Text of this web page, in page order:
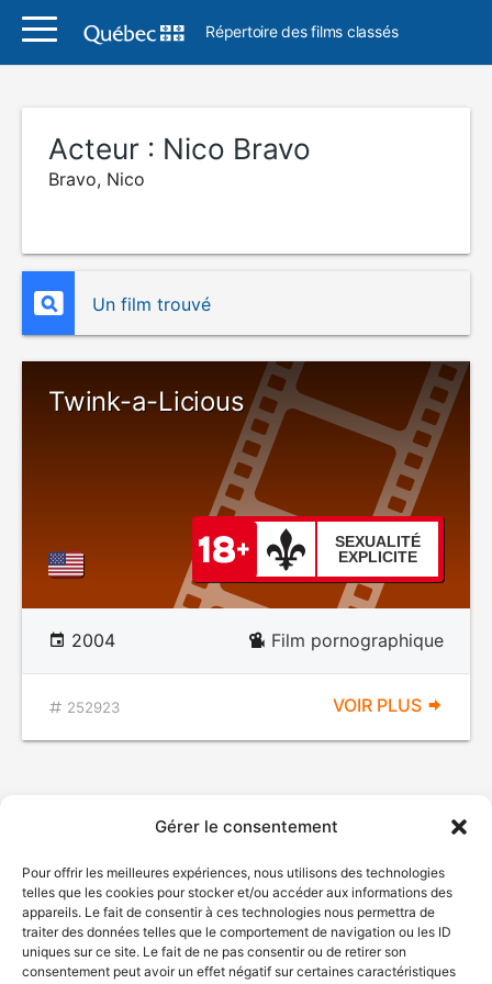
Gérer le consentement
Pour offrir les meilleures expériences, nous utilisons des technologies
telles que les cookies pour stocker et/ou accéder aux informations des
appareils. Le fait de consentir à ces technologies nous permettra de
traiter des données telles que le comportement de navigation ou les ID
uniques sur ce site. Le fait de ne pas consentir ou de retirer son
consentement peut avoir un effet négatif sur certaines caractéristiques
Répertoire des films classés
Acteur : Nico Bravo
Bravo, Nico
Un film trouvé
Twink-a-Licious
SEXUALITÉ
EXPLICITE
2004 Film pornographique
252923 VOIR PLUS